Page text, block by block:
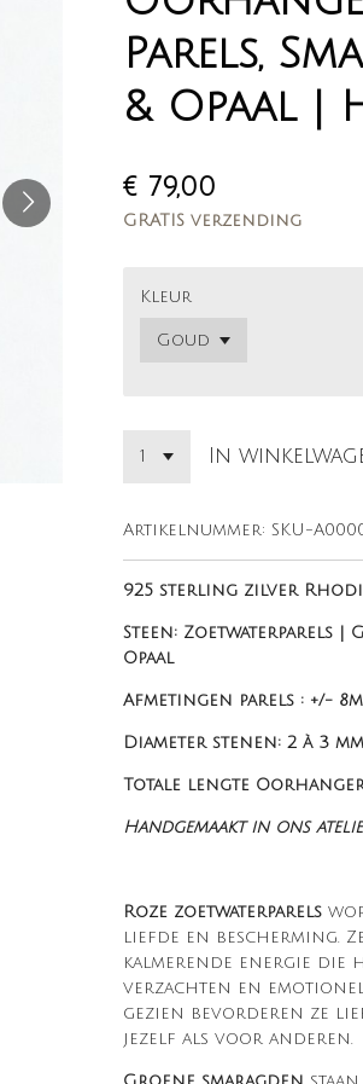
Parels,
& Opaal |
€ 79,00
GRATIS verzending
Kleur
In
Artikelnummer: SKU-
925 sterling zilver
Steen: Zoetwaterparels |
Opaal
Afmetingen parels : +/-
Diameter stenen: 2 à 3 mm
Totale lengte Oorha
Handgemaakt in ons
Roze zoetwaterparels
liefde en bescherming.
kalmerende energie die
verzachten en
gezien bevorderen ze
jezelf als voor anderen.